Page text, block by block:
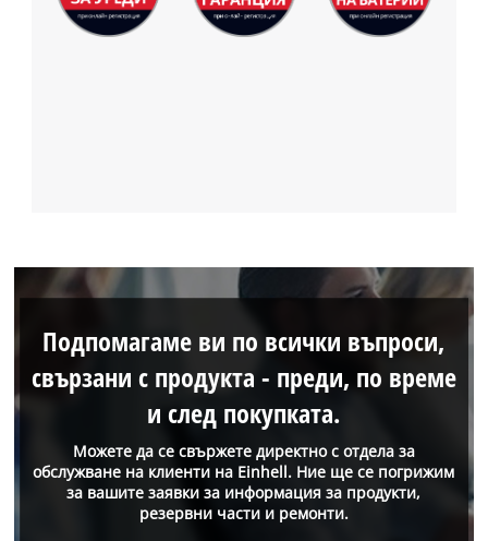
Можете да се свържете директно с отдела за
обслужване на клиенти на Einhell. Ние ще се погрижим
за вашите заявки за информация за продукти,
резервни части и ремонти.
Подпомагаме ви по всички въпроси,
свързани с продукта - преди, по време
и след покупката.